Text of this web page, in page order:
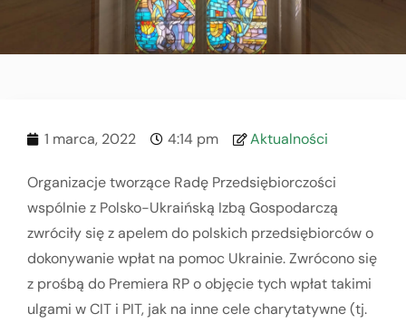
1 marca, 2022 4:14 pm Aktualności
Organizacje tworzące Radę Przedsiębiorczości
wspólnie z Polsko-Ukraińską Izbą Gospodarczą
zwróciły się z apelem do polskich przedsiębiorców o
dokonywanie wpłat na pomoc Ukrainie. Zwrócono się
z prośbą do Premiera RP o objęcie tych wpłat takimi
ulgami w CIT i PIT, jak na inne cele charytatywne (tj.